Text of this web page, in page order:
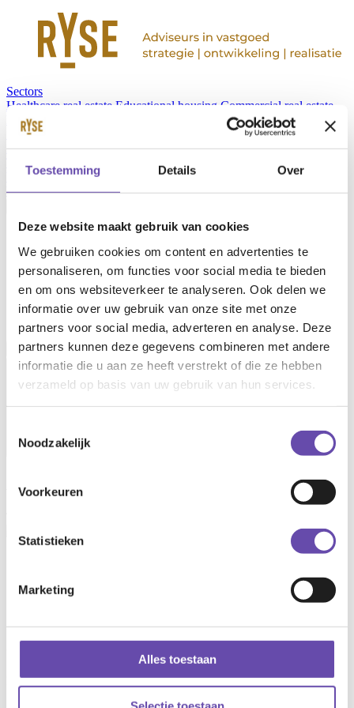
Toestemming Details Over
Deze website maakt gebruik van cookies
We gebruiken cookies om content en advertenties te
personaliseren, om functies voor social media te bieden
en om ons websiteverkeer te analyseren. Ook delen we
informatie over uw gebruik van onze site met onze
partners voor social media, adverteren en analyse. Deze
partners kunnen deze gegevens combineren met andere
informatie die u aan ze heeft verstrekt of die ze hebben
verzameld op basis van uw gebruik van hun services.
Noodzakelijk
Voorkeuren
Statistieken
Marketing
Alles toestaan
Sectors
Healthcare real estate Educational housing Commercial real estate
Public real estate
Services
About us
Team
Werken bij RYSE
Vacancies
en
nl
Open main menu
Adriaan Peereboom
0623959583
LinkedIn
Hondiuslaan 46